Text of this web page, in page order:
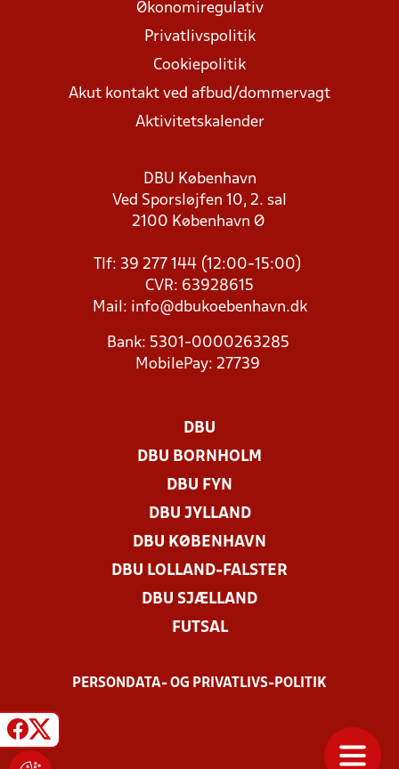
Økonomiregulativ
Privatlivspolitik
Cookiepolitik
Akut kontakt ved afbud/dommervagt
Aktivitetskalender
DBU København
Ved Sporsløjfen 10, 2. sal
2100 København Ø
Tlf: 39 277 144 (12:00-15:00)
CVR: 63928615
Mail: info@dbukoebenhavn.dk
Bank: 5301-0000263285
MobilePay: 27739
DBU
DBU BORNHOLM
DBU FYN
DBU JYLLAND
DBU KØBENHAVN
DBU LOLLAND-FALSTER
DBU SJÆLLAND
FUTSAL
PERSONDATA- OG PRIVATLIVS-POLITIK